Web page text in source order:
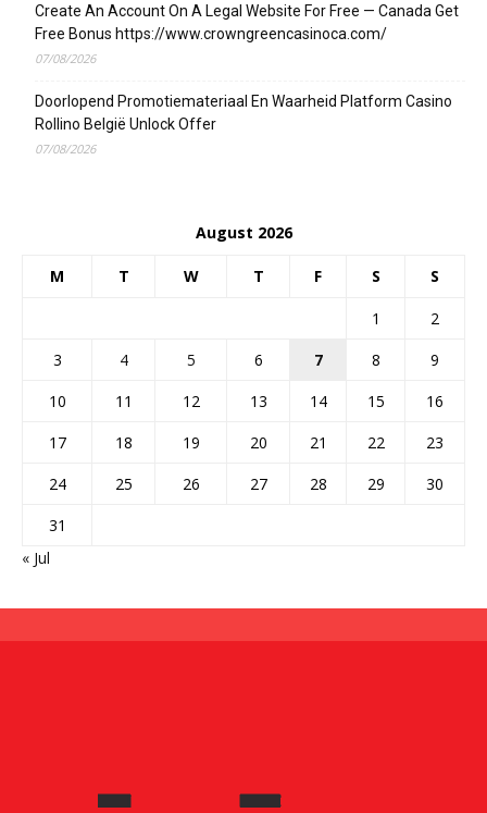
Create An Account On A Legal Website For Free — Canada Get
Free Bonus https://www.crowngreencasinoca.com/
07/08/2026
Doorlopend Promotiemateriaal En Waarheid Platform Casino
Rollino België Unlock Offer
07/08/2026
August 2026
M T W T F S S
1
2
3
4 5 6 7 8
9
10
11 12 13 14 15
16
17
18 19 20 21 22
23
24
25 26 27 28 29
30
31
« Jul